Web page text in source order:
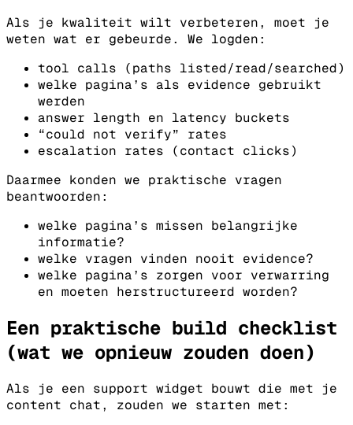
Als je kwaliteit wilt verbeteren, moet je
weten wat er gebeurde.
We logden:
tool calls (paths listed/read/searched)
welke pagina’s als evidence gebruikt
werden
answer length en latency buckets
“could not verify” rates
escalation rates (contact clicks)
Daarmee konden we praktische vragen
beantwoorden:
welke pagina’s missen belangrijke
informatie?
welke vragen vinden nooit evidence?
welke pagina’s zorgen voor verwarring
en moeten herstructureerd worden?
Een praktische build checklist
(wat we opnieuw zouden doen)
Als je een support widget bouwt die met je
content chat, zouden we starten met: